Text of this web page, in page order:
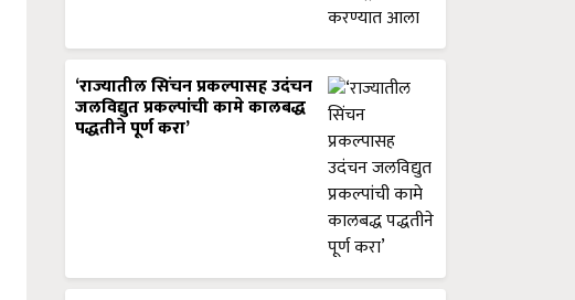
‘राज्यातील सिंचन प्रकल्पासह उदंचन
जलविद्युत प्रकल्पांची कामे कालबद्ध
पद्धतीने पूर्ण करा’